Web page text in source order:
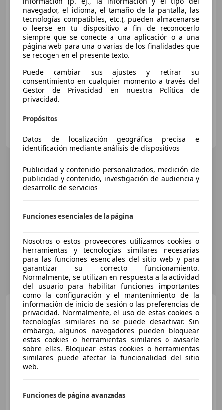
AMG Mercedes-AMG 4MATIC+
Coupé
€ 88.900 1
Sin
07/2025 23.000 km Gasolina 330 kW (449 CV)
ES-11408 JEREZ
Mercedes-Benz CLA 220
220CDI AMG Line 4M 7G-DCT
€ 17.900 1
navegador, el idioma, el tamaño de la pantalla, las
tecnologías compatibles, etc.), pueden almacenarse
o leerse en tu dispositivo a fin de reconocerlo
siempre que se conecte a una aplicación o a una
página web para una o varias de los finalidades que
se recogen en el presente texto.
Puede cambiar sus ajustes y retirar su
consentimiento en cualquier momento a través del
Gestor de Privacidad en nuestra Política de
privacidad.
Propósitos
Datos de localización geográfica precisa e
identificación mediante análisis de dispositivos
Publicidad y contenido personalizados, medición de
publicidad y contenido, investigación de audiencia y
desarrollo de servicios
Funciones esenciales de la página
Nosotros o estos proveedores utilizamos cookies o
herramientas y tecnologías similares necesarias
para las funciones esenciales del sitio web y para
garantizar su correcto funcionamiento.
Normalmente, se utilizan en respuesta a la actividad
del usuario para habilitar funciones importantes
como la configuración y el mantenimiento de la
información de inicio de sesión o las preferencias de
privacidad. Normalmente, el uso de estas cookies o
tecnologías similares no se puede desactivar. Sin
embargo, algunos navegadores pueden bloquear
estas cookies o herramientas similares o avisarle
sobre ellas. Bloquear estas cookies o herramientas
similares puede afectar la funcionalidad del sitio
web.
Funciones de página avanzadas